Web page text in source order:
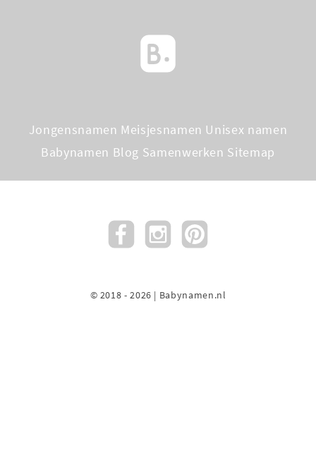
Jongensnamen Meisjesnamen Unisex namen
Babynamen Blog Samenwerken Sitemap
© 2018 - 2026 | Babynamen.nl